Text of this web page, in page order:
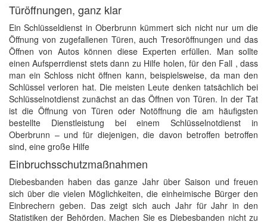
Türöffnungen, ganz klar
Ein Schlüsseldienst in Oberbrunn kümmert sich nicht nur um die
Öffnung von zugefallenen Türen, auch Tresoröffnungen und das
Öffnen von Autos können diese Experten erfüllen. Man sollte
einen Aufsperrdienst stets dann zu Hilfe holen, für den Fall , dass
man ein Schloss nicht öffnen kann, beispielsweise, da man den
Schlüssel verloren hat. Die meisten Leute denken tatsächlich bei
Schlüsselnotdienst zunächst an das Öffnen von Türen. In der Tat
ist die Öffnung von Türen oder Notöffnung die am häufigsten
bestellte Dienstleistung bei einem Schlüsselnotdienst in
Oberbrunn – und für diejenigen, die davon betroffen betroffen
sind, eine große Hilfe
Einbruchsschutzmaßnahmen
Diebesbanden haben das ganze Jahr über Saison und freuen
sich über die vielen Möglichkeiten, die einheimische Bürger den
Einbrechern geben. Das zeigt sich auch Jahr für Jahr in den
Statistiken der Behörden. Machen Sie es Diebesbanden nicht zu